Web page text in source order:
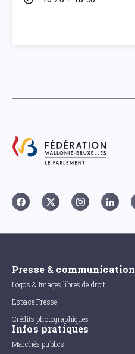
Presse & communication
Logos & Images libres de droit
Espace Presse
Crédits photographiques
Infos pratiques
Marchés publics